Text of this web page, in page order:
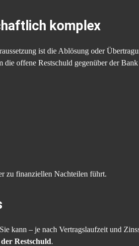
komplex
ist die Ablösung oder
offene Restschuld gegenüber der
zu finanziellen Nachteilen führt.
kann – je nach Vertragslaufzeit und
Restschuld.